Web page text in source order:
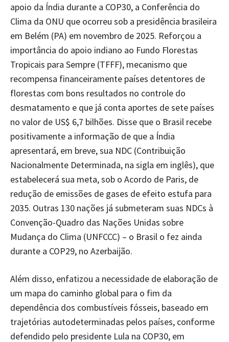
apoio da Índia durante a COP30, a Conferência do
Clima da ONU que ocorreu sob a presidência brasileira
em Belém (PA) em novembro de 2025. Reforçou a
importância do apoio indiano ao Fundo Florestas
Tropicais para Sempre (TFFF), mecanismo que
recompensa financeiramente países detentores de
florestas com bons resultados no controle do
desmatamento e que já conta aportes de sete países
no valor de US$ 6,7 bilhões. Disse que o Brasil recebe
positivamente a informação de que a Índia
apresentará, em breve, sua NDC (Contribuição
Nacionalmente Determinada, na sigla em inglês), que
estabelecerá sua meta, sob o Acordo de Paris, de
redução de emissões de gases de efeito estufa para
2035. Outras 130 nações já submeteram suas NDCs à
Convenção-Quadro das Nações Unidas sobre
Mudança do Clima (UNFCCC) – o Brasil o fez ainda
durante a COP29, no Azerbaijão.
Além disso, enfatizou a necessidade de elaboração de
um mapa do caminho global para o fim da
dependência dos combustíveis fósseis, baseado em
trajetórias autodeterminadas pelos países, conforme
defendido pelo presidente Lula na COP30, em